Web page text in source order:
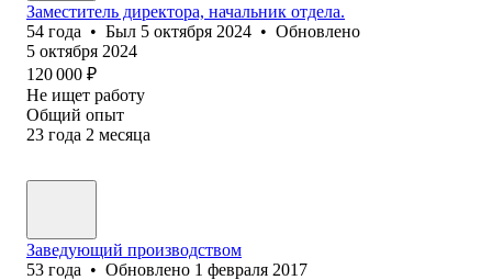
Заместитель директора, начальник отдела.
54 года • Был 5 октября 2024 • Обновлено
5 октября 2024
120 000 ₽
Не ищет работу
Общий опыт
23 года 2 месяца
Заведующий производством
53 года • Обновлено 1 февраля 2017